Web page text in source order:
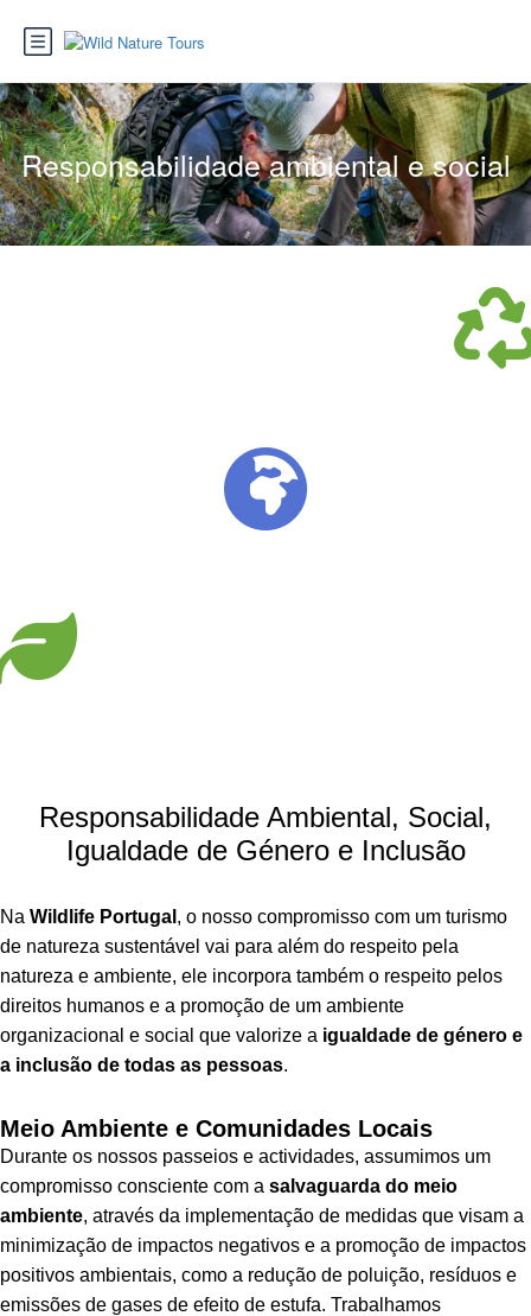
Responsabilidade ambiental e social
Responsabilidade Ambiental, Social,
Igualdade de Género e Inclusão
Na Wildlife Portugal , o nosso compromisso com um turismo
de natureza sustentável vai para além do respeito pela
natureza e ambiente, ele incorpora também o respeito pelos
direitos humanos e a promoção de um ambiente
organizacional e social que valorize a igualdade de género e
a inclusão de todas as pessoas.
Meio Ambiente e Comunidades Locais
Durante os nossos passeios e actividades, assumimos um
compromisso consciente com a salvaguarda do meio
ambiente, através da implementação de medidas que visam a
minimização de impactos negativos e a promoção de impactos
positivos ambientais, como a redução de poluição, resíduos e
emissões de gases de efeito de estufa. Trabalhamos